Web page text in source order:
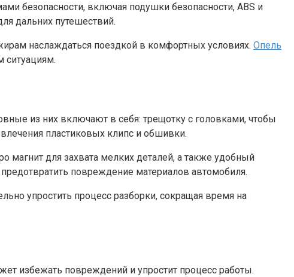
безопасности, включая подушки безопасности, ABS и
дальних путешествий.
наслаждаться поездкой в комфортных условиях. Опель
ситуациям.
из них включают в себя: трещотку с головками, чтобы
пластиковых клипс и обшивки.
магнит для захвата мелких деталей, а также удобный
повреждение материалов автомобиля.
упростить процесс разборки, сокращая время на
избежать повреждений и упростит процесс работы.